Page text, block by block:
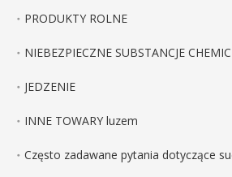
PRODUKTY ROLNE
NIEBEZPIECZNE SUBSTANCJE
JEDZENIE
INNE TOWARY luzem
Często zadawane pytania dotyczące